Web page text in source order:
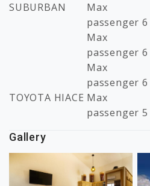
SUBURBAN
Max
passenger 6
Max
passenger 6
Max
passenger 6
TOYOTA HIACE Max
passenger 5
Gallery